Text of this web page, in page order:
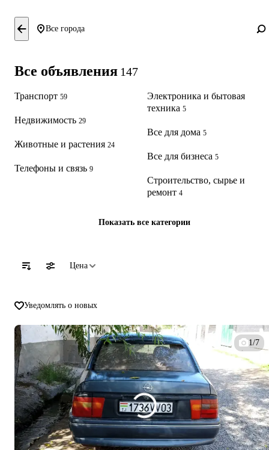
Все города
Все объявления 147
Транспорт 59
Недвижимость 29
Животные и растения 24
Телефоны и связь 9
Электроника и бытовая
техника 5
Все для дома 5
Все для бизнеса 5
Строительство, сырье и
ремонт 4
Показать все категории
Цена
Уведомлять о новых
1/7